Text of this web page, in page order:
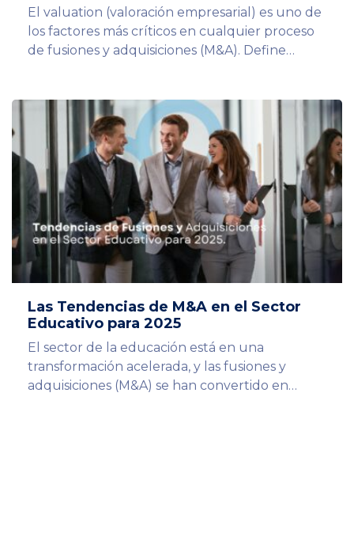
El valuation (valoración empresarial) es uno de
los factores más críticos en cualquier proceso
de fusiones y adquisiciones (M&A). Define…
Las Tendencias de M&A en el Sector
Educativo para 2025
El sector de la educación está en una
transformación acelerada, y las fusiones y
adquisiciones (M&A) se han convertido en…